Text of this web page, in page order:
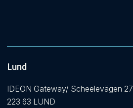
Lund
IDEON Gateway/ Scheelevägen 27
223 63 LUND